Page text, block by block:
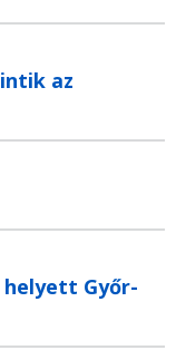
az
helyett Győr-